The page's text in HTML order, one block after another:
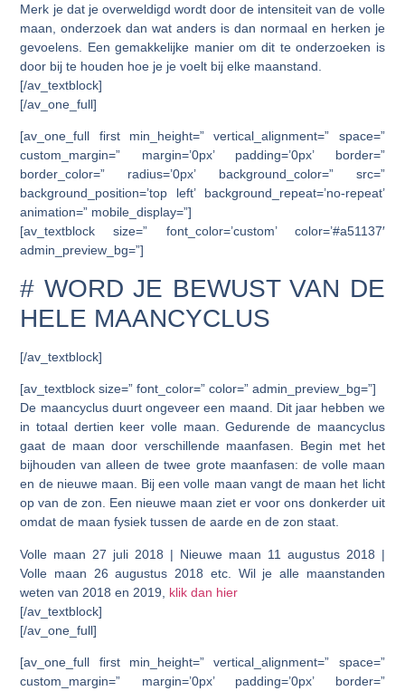
Merk je dat je overweldigd wordt door de intensiteit van de volle
maan, onderzoek dan wat anders is dan normaal en herken je
gevoelens. Een gemakkelijke manier om dit te onderzoeken is
door bij te houden hoe je je voelt bij elke maanstand.
[/av_textblock]
[/av_one_full]
[av_one_full first min_height=” vertical_alignment=” space=”
custom_margin=” margin=’0px’ padding=’0px’ border=”
border_color=” radius=’0px’ background_color=” src=”
background_position=’top left’ background_repeat=’no-repeat’
animation=” mobile_display=”]
[av_textblock size=” font_color=’custom’ color=’#a51137′
admin_preview_bg=”]
# WORD JE BEWUST VAN DE
HELE MAANCYCLUS
[/av_textblock]
[av_textblock size=” font_color=” color=” admin_preview_bg=”]
De maancyclus duurt ongeveer een maand. Dit jaar hebben we
in totaal dertien keer volle maan. Gedurende de maancyclus
gaat de maan door verschillende maanfasen. Begin met het
bijhouden van alleen de twee grote maanfasen: de volle maan
en de nieuwe maan. Bij een volle maan vangt de maan het licht
op van de zon. Een nieuwe maan ziet er voor ons donkerder uit
omdat de maan fysiek tussen de aarde en de zon staat.
Volle maan 27 juli 2018 | Nieuwe maan 11 augustus 2018 |
Volle maan 26 augustus 2018 etc. Wil je alle maanstanden
weten van 2018 en 2019, klik dan hier
[/av_textblock]
[/av_one_full]
[av_one_full first min_height=” vertical_alignment=” space=”
custom_margin=” margin=’0px’ padding=’0px’ border=”